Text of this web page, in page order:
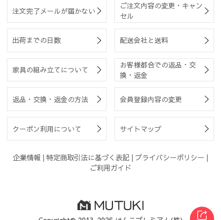
注文完了メールが届かない
ご注文内容の変更・キャン
セル
出荷までの日数 配送会社と送料
家具の組み立てについて
お客様都合での返品・交
換・返金
返品・交換・返金の方法 会員登録内容の変更
クーポン利用について サイトマップ
企業情報 | 特定商取引法に基づく表記 | プライバシーポリシー |
ご利用ガイド